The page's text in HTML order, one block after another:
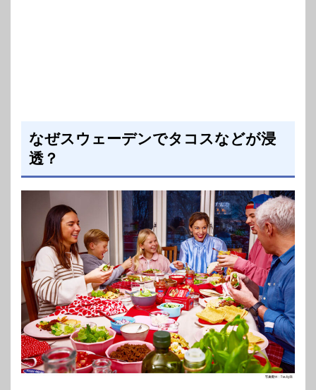
なぜスウェーデンでタコスなどが浸
透？